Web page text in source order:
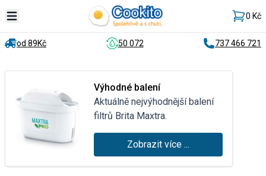
0 Kč
od 89Kč 50 072 737 466 721
Výhodné balení
Aktuálně nejvýhodnější balení
filtrů Brita Maxtra.
Zobrazit více ...